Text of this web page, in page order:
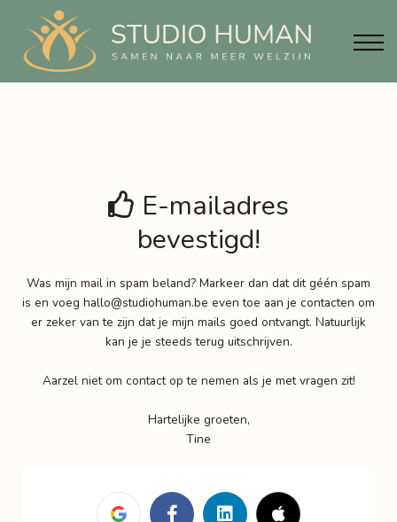
Info
Blog
E-mailadres
bevestigd!
Was mijn mail in spam beland? Markeer dan dat dit géén spam
is en voeg hallo@studiohuman.be even toe aan je contacten om
er zeker van te zijn dat je mijn mails goed ontvangt. Natuurlijk
kan je je steeds terug uitschrijven.
Aarzel niet om contact op te nemen als je met vragen zit!
Hartelijke groeten,
Tine